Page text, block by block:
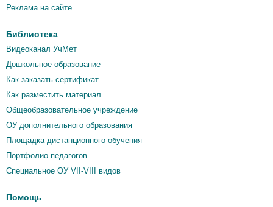
Реклама на сайте
Библиотека
Видеоканал УчМет
Дошкольное образование
Как заказать сертификат
Как разместить материал
Общеобразовательное учреждение
ОУ дополнительного образования
Площадка дистанционного обучения
Портфолио педагогов
Специальное ОУ VII-VIII видов
Помощь